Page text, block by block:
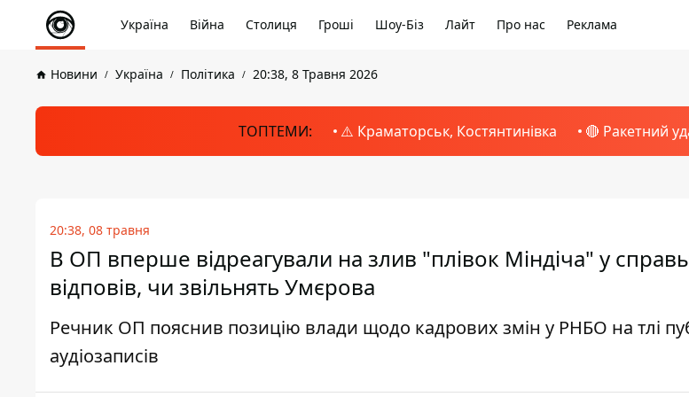
Україна Війна Столиця Гроші Шоу-Біз Лайт Про нас Реклама
Новини Україна Політика 20:38, 8 Травня 2026
ТОПТЕМИ: ⚠️ Краматорськ, Костянтинівка 🔴 Ракетний
20:38, 08 травня
В ОП вперше відреагували на злив "плівок Міндіча" у
відповів, чи звільнять Умєрова
Речник ОП пояснив позицію влади щодо кадрових змін у РНБО на тлі
аудіозаписів